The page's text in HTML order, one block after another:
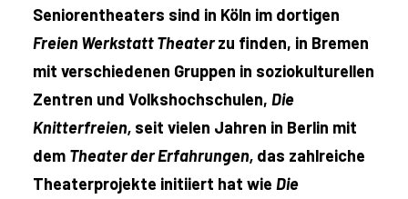
Seniorentheaters sind in Köln im dortigen
Freien Werkstatt Theaterzu finden, in Bremen
mit verschiedenen Gruppen in soziokulturellen
Zentren und Volkshochschulen, Die
Knitterfreien, seit vielen Jahren in Berlin mit
dem Theater der Erfahrungen, das zahlreiche
Theaterprojekte initiiert hat wie Die